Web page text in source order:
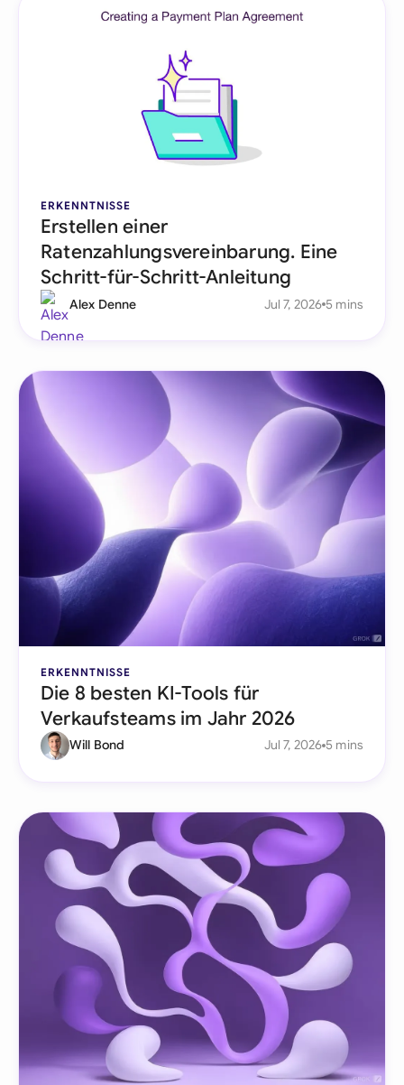
ERKENNTNISSE
Erstellen einer
Ratenzahlungsvereinbarung. Eine
Schritt-für-Schritt-Anleitung
Alex Denne Jul 7, 2026 5 mins
ERKENNTNISSE
Die 8 besten KI-Tools für
Verkaufsteams im Jahr 2026
Will Bond Jul 7, 2026 5 mins